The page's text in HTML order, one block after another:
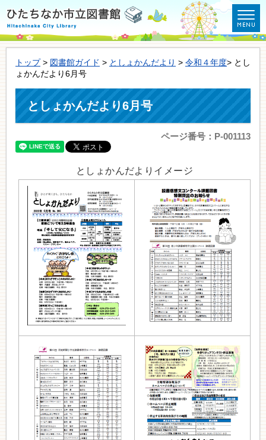
トップ> 図書館ガイド > としょかんだより > 令和４年度> とし
ょかんだより6月号
としょかんだより6月号
ページ番号：P-001113
としょかんだよりイメージ